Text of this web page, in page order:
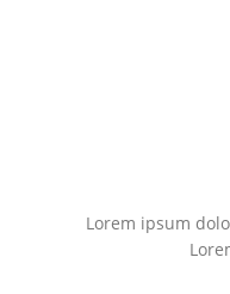
Lorem ipsum